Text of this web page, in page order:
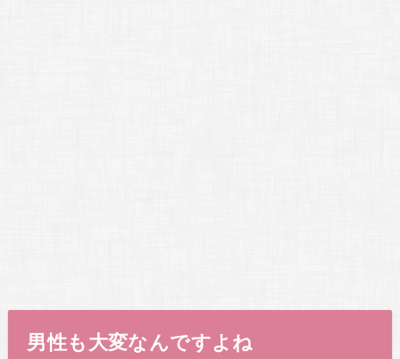
男性も大変なんですよね